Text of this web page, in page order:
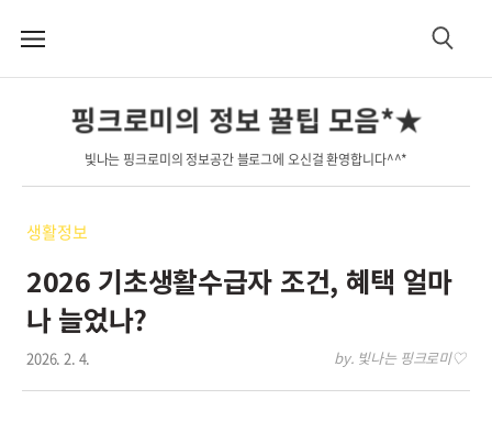
메
검
핑크로미의 정보 꿀팁 모음*★
빛나는 핑크로미의 정보공간 블로그에 오신걸 환영합니다^^*
생활정보
2026 기초생활수급자 조건, 혜택 얼마
나 늘었나?
2026. 2. 4. by. 빛나는 핑크로미♡